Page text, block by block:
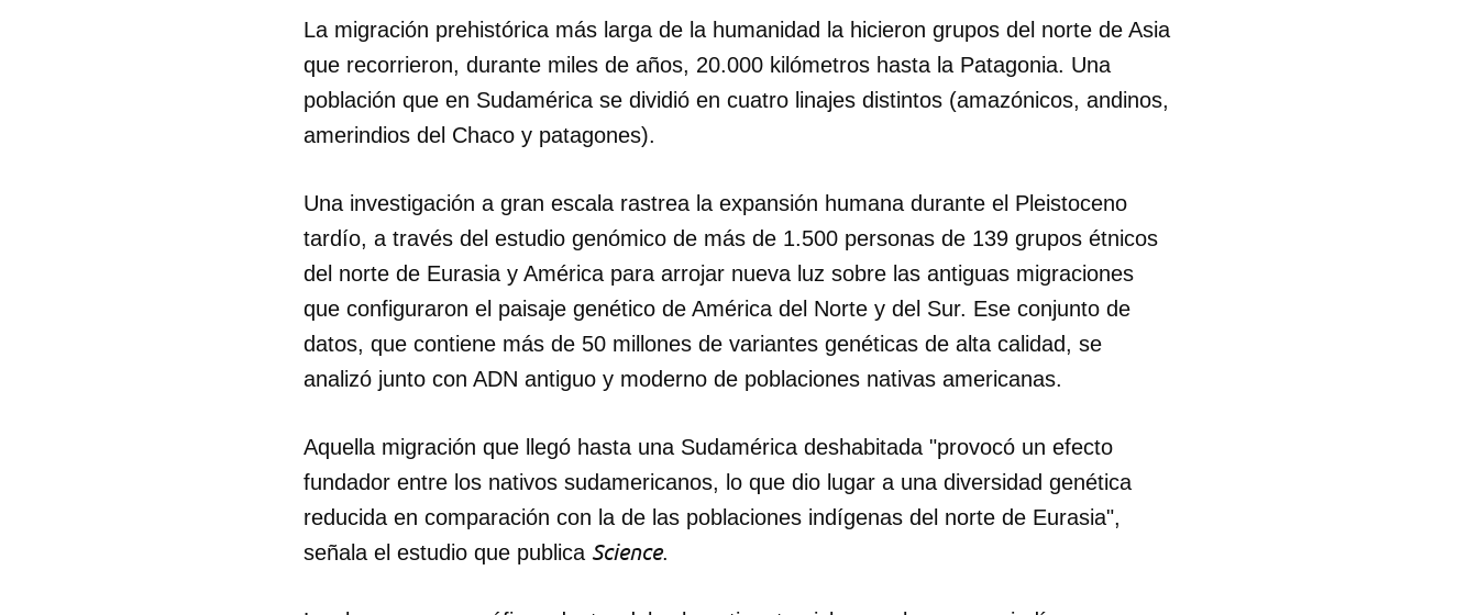
La migración prehistórica más larga de la humanidad la hicieron grupos del norte de Asia
que recorrieron, durante miles de años, 20.000 kilómetros hasta la Patagonia. Una
población que en Sudamérica se dividió en cuatro linajes distintos (amazónicos, andinos,
amerindios del Chaco y patagones).
Una investigación a gran escala rastrea la expansión humana durante el Pleistoceno
tardío, a través del estudio genómico de más de 1.500 personas de 139 grupos étnicos
del norte de Eurasia y América para arrojar nueva luz sobre las antiguas migraciones
que configuraron el paisaje genético de América del Norte y del Sur. Ese conjunto de
datos, que contiene más de 50 millones de variantes genéticas de alta calidad, se
analizó junto con ADN antiguo y moderno de poblaciones nativas americanas.
Aquella migración que llegó hasta una Sudamérica deshabitada "provocó un efecto
fundador entre los nativos sudamericanos, lo que dio lugar a una diversidad genética
reducida en comparación con la de las poblaciones indígenas del norte de Eurasia",
señala el estudio que publica Science.